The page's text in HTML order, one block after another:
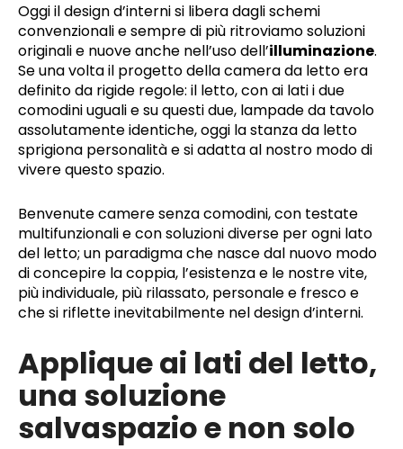
Oggi il design d’interni si libera dagli schemi
convenzionali e sempre di più ritroviamo soluzioni
originali e nuove anche nell’uso dell’illuminazione.
Se una volta il progetto della camera da letto era
definito da rigide regole: il letto, con ai lati i due
comodini uguali e su questi due, lampade da tavolo
assolutamente identiche, oggi la stanza da letto
sprigiona personalità e si adatta al nostro modo di
vivere questo spazio.
Benvenute camere senza comodini, con testate
multifunzionali e con soluzioni diverse per ogni lato
del letto; un paradigma che nasce dal nuovo modo
di concepire la coppia, l’esistenza e le nostre vite,
più individuale, più rilassato, personale e fresco e
che si riflette inevitabilmente nel design d’interni.
Applique ai lati del letto,
una soluzione
salvaspazio e non solo